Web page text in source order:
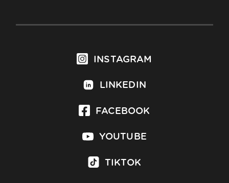
INSTAGRAM
LINKEDIN
FACEBOOK
YOUTUBE
TIKTOK